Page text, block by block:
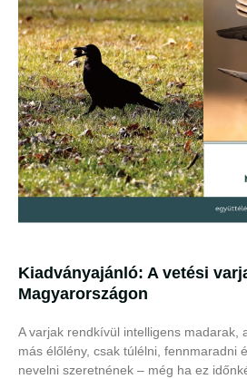
Kiadványajánló: A vetési
Magyarországon
A varjak rendkívül intelligens madarak,
más élőlény, csak túlélni, fennmaradni
nevelni szeretnének – még ha ez